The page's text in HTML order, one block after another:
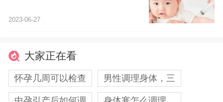
2023-06-27
大家正在看
怀孕几周可以检查 男性调理身体，三